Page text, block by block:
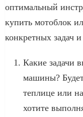
оптимальный
купить мотоблок
конкретных задач
Какие задачи
машины?
теплице или
хотите